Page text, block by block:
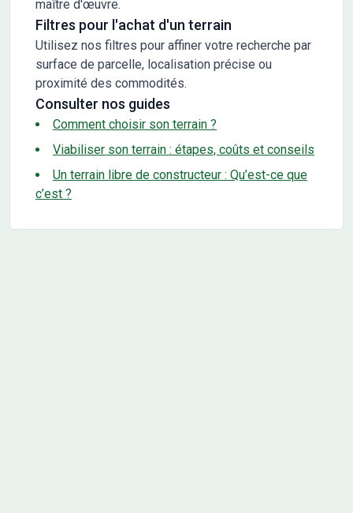
maître d'œuvre.
Filtres pour l'achat d'un terrain
Utilisez nos filtres pour affiner votre recherche par
surface de parcelle, localisation précise ou
proximité des commodités.
Consulter nos guides
Comment choisir son terrain ?
Viabiliser son terrain : étapes, coûts et conseils
Un terrain libre de constructeur : Qu’est-ce que
c’est ?